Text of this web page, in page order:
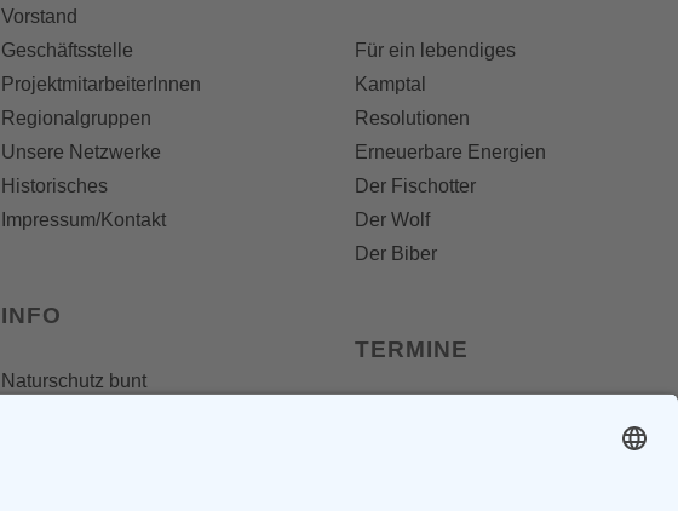
Vorstand
Geschäftsstelle
ProjektmitarbeiterInnen
Regionalgruppen
Unsere Netzwerke
Historisches
Impressum/Kontakt
INFO
Naturschutz bunt
Für ein lebendiges
Kamptal
Resolutionen
Erneuerbare Energien
Der Fischotter
Der Wolf
Der Biber
TERMINE